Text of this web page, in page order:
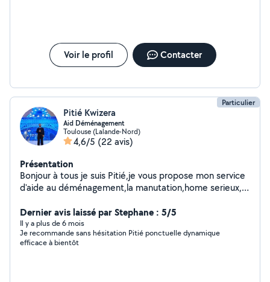
Voir le profil Contacter
Particulier
Pitié Kwizera
Aid Déménagement
Toulouse (Lalande-Nord)
4,6/5 (22 avis)
Présentation
Bonjour à tous je suis Pitié,je vous propose mon service
d'aide au déménagement,la manutation,home serieux,
clients de plus fragiles au plus lourdes.j'ai acquis cette
expérience après plusieurs années.je reste à votre
disposition pour toutes informations0753286933Merci
Dernier avis laissé par Stephane : 5/5
Il y a plus de 6 mois
Je recommande sans hésitation Pitié ponctuelle dynamique
efficace à bientôt